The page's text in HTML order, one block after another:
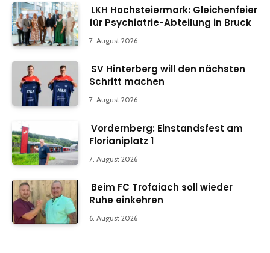
LKH Hochsteiermark: Gleichenfeier
für Psychiatrie-Abteilung in Bruck
7. August 2026
SV Hinterberg will den nächsten
Schritt machen
7. August 2026
Vordernberg: Einstandsfest am
Florianiplatz 1
7. August 2026
Beim FC Trofaiach soll wieder
Ruhe einkehren
6. August 2026